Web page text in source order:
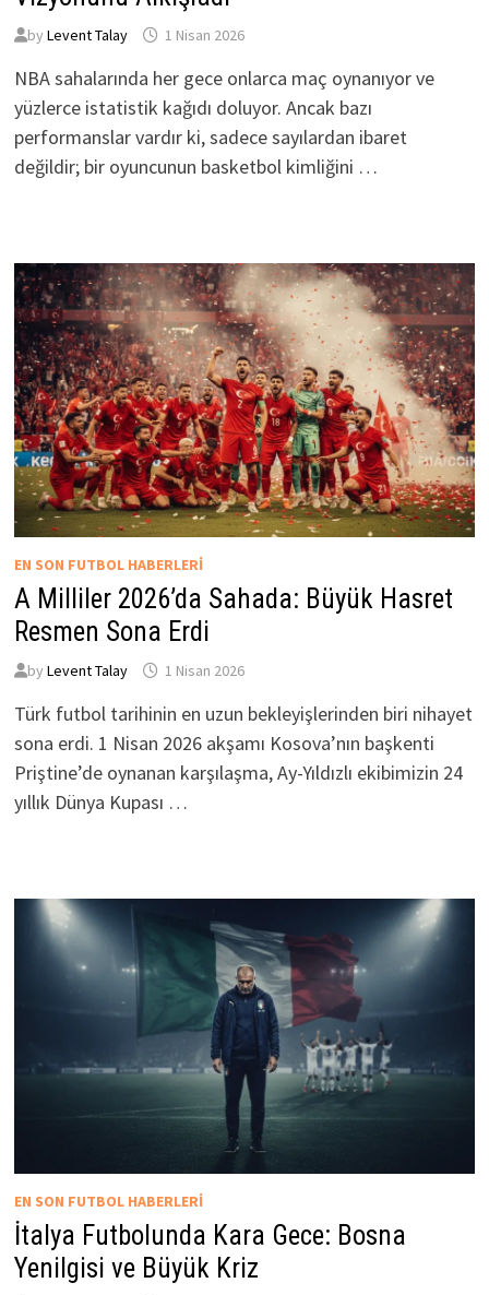
by Levent Talay 1 Nisan 2026
NBA sahalarında her gece onlarca maç oynanıyor ve
yüzlerce istatistik kağıdı doluyor. Ancak bazı
performanslar vardır ki, sadece sayılardan ibaret
değildir; bir oyuncunun basketbol kimliğini …
EN SON FUTBOL HABERLERI
A Milliler 2026’da Sahada: Büyük Hasret
Resmen Sona Erdi
by Levent Talay 1 Nisan 2026
Türk futbol tarihinin en uzun bekleyişlerinden biri nihayet
sona erdi. 1 Nisan 2026 akşamı Kosova’nın başkenti
Priştine’de oynanan karşılaşma, Ay-Yıldızlı ekibimizin 24
yıllık Dünya Kupası …
EN SON FUTBOL HABERLERI
İtalya Futbolunda Kara Gece: Bosna
Yenilgisi ve Büyük Kriz